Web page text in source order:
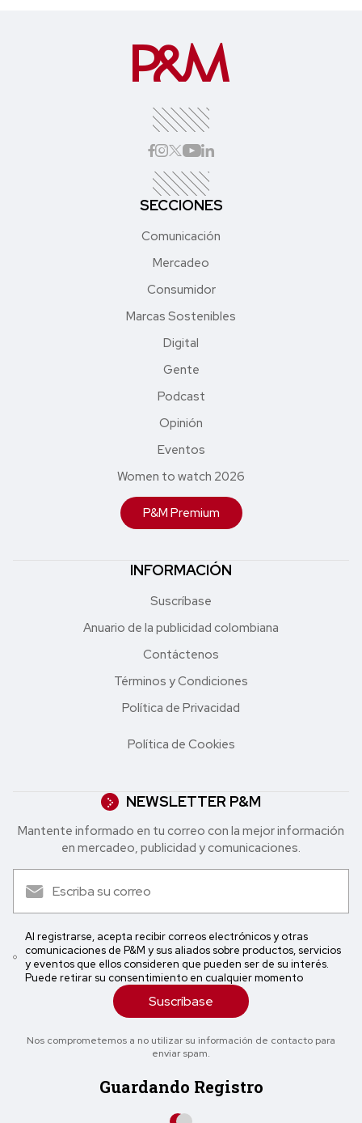
SECCIONES
Comunicación
Mercadeo
Consumidor
Marcas Sostenibles
Digital
Gente
Podcast
Opinión
Eventos
Women to watch 2026
P&M Premium
INFORMACIÓN
Suscríbase
Anuario de la publicidad colombiana
Contáctenos
Términos y Condiciones
Política de Privacidad
Política de Cookies
NEWSLETTER P&M
Mantente informado en tu correo con la mejor in formación
en mercadeo, publicidad y comunicaciones.
Al registrarse, acepta recibir correos electrónicos y otras
comunicaciones de P&M y sus aliados sobre productos, servicios
y eventos que ellos consideren que pueden ser de su interés.
Puede retirar su consentimiento en cualquier momento
Suscríbase
Nos comprometemos a no utilizar su información de contacto para
enviar spam.
Guardando Registro